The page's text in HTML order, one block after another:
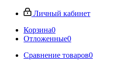
Личный кабинет
Корзина0
Отложенные0
Сравнение товаров0